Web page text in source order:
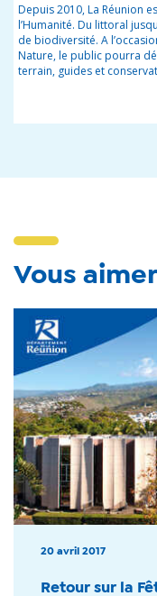
Depuis 2010, La Réunion
l’Humanité. Du littoral
de biodiversité. A
Nature, le public pourra
terrain, guides et
Vous
20 avril 2017
Retour sur la